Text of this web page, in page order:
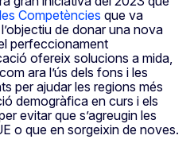
Competències que va
de donar una nova
perfeccionament
ofereix solucions a mida,
ara l’ús dels fons i les
per ajudar les regions més
demogràfica en curs i els
evitar que s’agreugin les
o que en sorgeixin de noves.